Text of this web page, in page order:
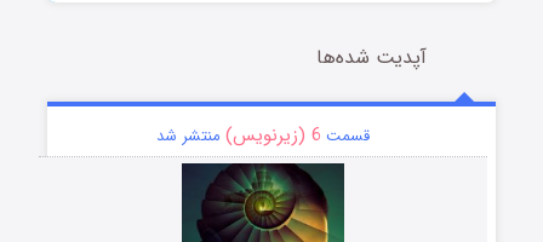
آپدیت شده‌ها
قسمت 6 (زیرنویس) منتشر شد